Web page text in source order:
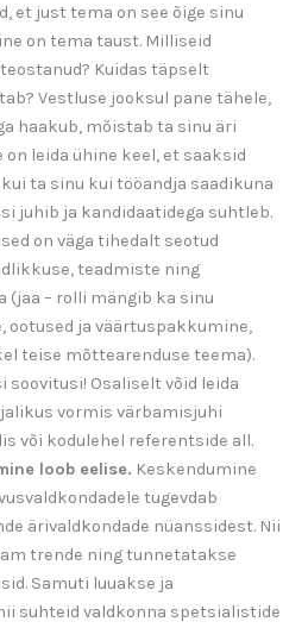
et just tema on see õige sinu
on tema taust. Milliseid
Kuidas täpselt
Vestluse jooksul pane tähele,
haakub, mõistab ta sinu äri
on leida ühine keel, et saaksid
ta sinu kui tööandja saadikuna
juhib ja kandidaatidega suhtleb.
on väga tihedalt seotud
teadmiste ning
(jaa – rolli mängib ka sinu
ootused ja väärtuspakkumine,
teise mõttearenduse teema).
soovitusi! Osaliselt võid leida
vormis värbamisjuhi
või kodulehel referentside all.
loob eelise. Keskendumine
tugevdab
ärivaldkondade nüanssidest. Nii
trende ning tunnetatakse
Samuti luuakse ja
suhteid valdkonna spetsialistide